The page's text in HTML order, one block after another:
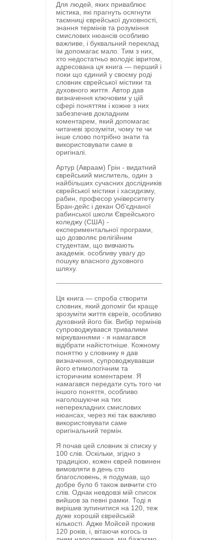
Для людей, яких приваблює
містика, які прагнуть осягнути
таємниці єврейської духовності,
знання термінів та розуміння
смислових нюансів особливо
важливе, і буквальний переклад
їм допомагає мало. Тим з них,
хто недостатньо володіє івритом,
адресована ця книга — перший і
поки що єдиний у своєму роді
словник єврейської містики та
духовного життя. Автор дав
визначення ключовим у цій
сфері поняттям і кожне з них
забезпечив докладним
коментарем, який допомагає
читачеві зрозуміти, чому те чи
інше слово потрібно знати та
використовувати саме в
оригіналі.
Артур (Авраам) Грін - видатний
єврейський мислитель, один з
найбільших сучасних дослідників
єврейської містики і хасидизму,
рабин, професор університету
Бран-дейс і декан Об'єднаної
рабинської школи Єврейського
коледжу (США) -
експериментальної програми,
що дозволяє релігійним
студентам, що вивчають
академік. особливу увагу до
пошуку власного духовного
шляху.
Ця книга — спроба створити
словник, який допоміг би краще
зрозуміти життя євреїв, особливо
духовний його бік. Вибір термінів
супроводжувався тривалими
міркуваннями - я намагався
відібрати найістотніше. Кожному
поняттю у словнику я дав
визначення, супроводжувавши
його етимологічним та
історичним коментарем. Я
намагався передати суть того чи
іншого поняття, особливо
наголошуючи на тих
неперекладних смислових
нюансах, через які так важливо
використовувати саме
оригінальний термін.
Я почав цей словник зі списку у
100 слів. Оскільки, згідно з
традицією, кожен єврей повинен
вимовляти в день сто
благословень, я подумав, що
добре було б також вивчити сто
слів. Однак невдовзі мій список
вийшов за певні рамки. Тоді я
вирішив зупинитися на 120, теж
дуже хорошій єврейській
кількості. Адже Мойсей прожив
120 років, і, вітаючи когось із